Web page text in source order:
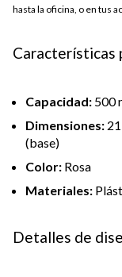
hasta la oficina, o en tus
Características
Capacidad: 500
Dimensiones:
(base)
Color: Rosa
Materiales:
Detalles de